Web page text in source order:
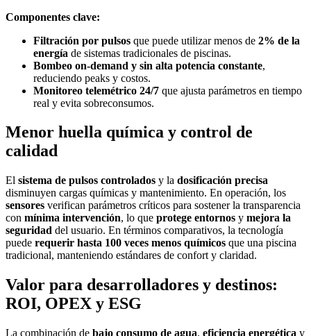
Componentes clave:
Filtración por pulsos que puede utilizar menos de 2% de la
energía de sistemas tradicionales de piscinas.
Bombeo on-demand y sin alta potencia constante,
reduciendo peaks y costos.
Monitoreo telemétrico 24/7 que ajusta parámetros en tiempo
real y evita sobreconsumos.
Menor huella química y control de
calidad
El sistema de pulsos controlados y la dosificación precisa
disminuyen cargas químicas y mantenimiento. En operación, los
sensores verifican parámetros críticos para sostener la transparencia
con mínima intervención, lo que protege entornos y mejora la
seguridad del usuario. En términos comparativos, la tecnología
puede requerir hasta 100 veces menos químicos que una piscina
tradicional, manteniendo estándares de confort y claridad.
Valor para desarrolladores y destinos:
ROI, OPEX y ESG
La combinación de bajo consumo de agua, eficiencia energética y